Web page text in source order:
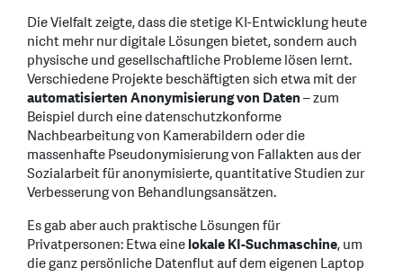
Die Vielfalt zeigte, dass die stetige KI-Entwicklung heute
nicht mehr nur digitale Lösungen bietet, sondern auch
physische und gesellschaftliche Probleme lösen lernt.
Verschiedene Projekte beschäftigten sich etwa mit der
automatisierten Anonymisierung von Daten– zum
Beispiel durch eine datenschutzkonforme
Nachbearbeitung von Kamerabildern oder die
massenhafte Pseudonymisierung von Fallakten aus der
Sozialarbeit für anonymisierte, quantitative Studien zur
Verbesserung von Behandlungsansätzen.
Es gab aber auch praktische Lösungen für
Privatpersonen: Etwa einelokale KI-Suchmaschine, um
die ganz persönliche Datenflut auf dem eigenen Laptop